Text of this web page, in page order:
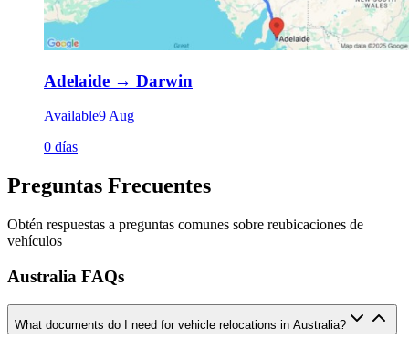
Adelaide → Darwin
Available9 Aug
0 días
Preguntas Frecuentes
Obtén respuestas a preguntas comunes sobre reubicaciones de
vehículos
Australia FAQs
What documents do I need for vehicle relocations in Australia?